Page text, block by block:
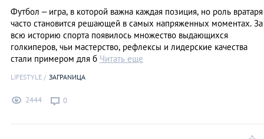
Футбол – игра, в которой важна каждая позиция, но роль вратаря
часто становится решающей в самых напряженных моментах. За
всю историю спорта появилось множество выдающихся
голкиперов, чьи мастерство, рефлексы и лидерские качества
стали примером для б Читать еще
LIFESTYLE ЗАГРАNИЦА
2444 0